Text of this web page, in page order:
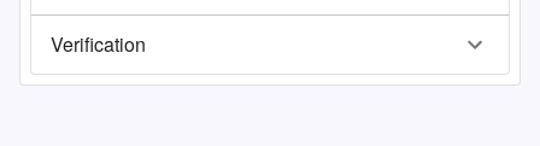
Verification